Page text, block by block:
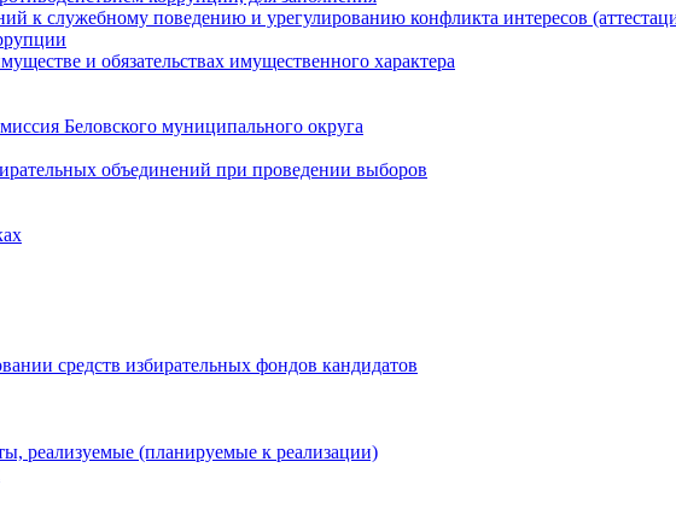
к служебному поведению и урегулированию конфликта интересов
и обязательствах имущественного характера
Беловского муниципального округа
объединений при проведении выборов
средств избирательных фондов кандидатов
реализуемые (планируемые к реализации)